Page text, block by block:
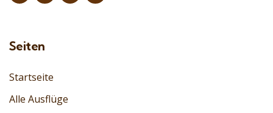
Seiten
Startseite
Alle Ausflüge